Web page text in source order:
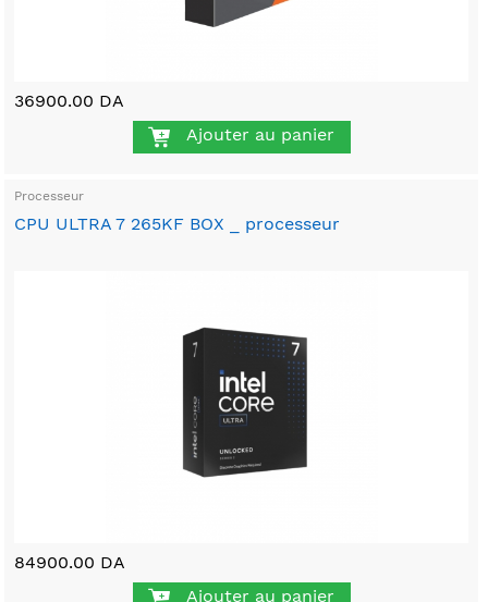
36900.00 DA
Ajouter au panier
Processeur
CPU ULTRA 7 265KF BOX _ processeur
84900.00 DA
Ajouter au panier